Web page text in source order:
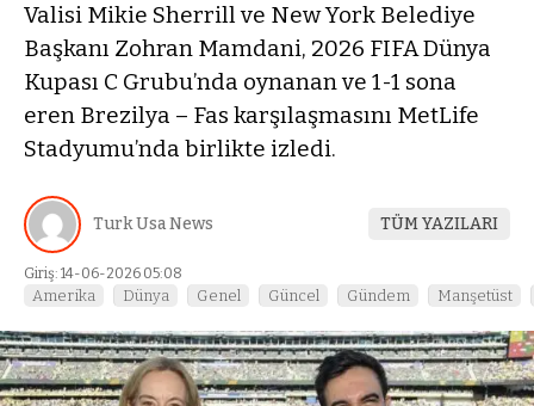
Valisi Mikie Sherrill ve New York Belediye
Başkanı Zohran Mamdani, 2026 FIFA Dünya
Kupası C Grubu’nda oynanan ve 1-1 sona
eren Brezilya – Fas karşılaşmasını MetLife
Stadyumu’nda birlikte izledi.
Turk Usa News TÜM YAZILARI
Giriş: 14-06-2026 05:08
Amerika Dünya Genel Güncel Gündem Manşetüst